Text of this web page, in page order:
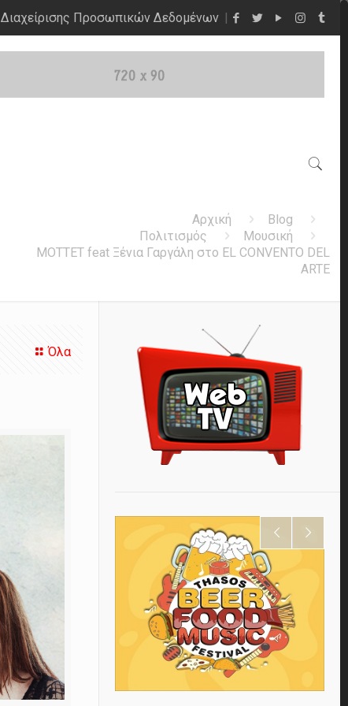
Διαχείρισης Προσωπικών Δεδομένων
Αρχική
Blog
Πολιτισμός
Μουσική
MOTTET feat Ξένια Γαργάλη στο EL CONVENTO DEL
ARTE
Όλα